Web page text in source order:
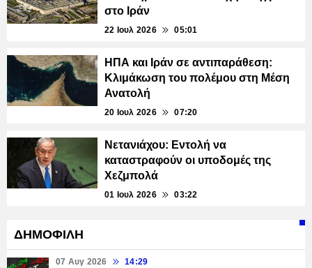
στο Ιράν
22 Ιουλ 2026 05:01
ΗΠΑ και Ιράν σε αντιπαράθεση:
Κλιμάκωση του πολέμου στη Μέση
Ανατολή
20 Ιουλ 2026 07:20
Νετανιάχου: Εντολή να
καταστραφούν οι υποδομές της
Χεζμπολά
01 Ιουλ 2026 03:22
ΔΗΜΟΦΙΛΗ
07 Αυγ 2026 14:29